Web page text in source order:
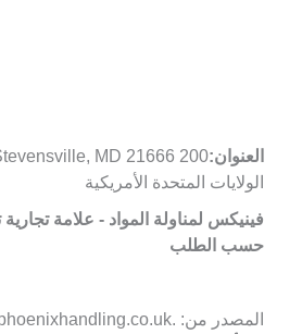
العنوان:
الولايات المتحدة الأمريكية
فينيكس لمناولة المواد - علامة
حسب الطلب
المصدر من: .phoenixhandling.co.uk